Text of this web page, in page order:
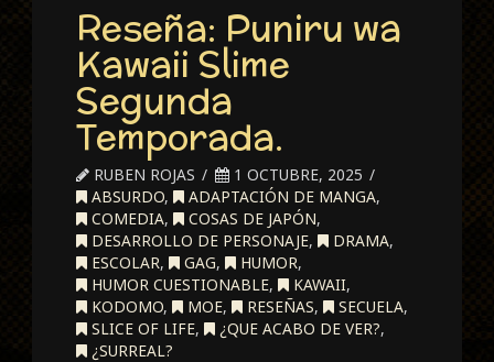
Reseña: Puniru wa
Kawaii Slime
Segunda
Temporada.
RUBEN ROJAS
1 OCTUBRE, 2025
ABSURDO, ADAPTACIÓN DE MANGA,
COMEDIA, COSAS DE JAPÓN,
DESARROLLO DE PERSONAJE, DRAMA,
ESCOLAR, GAG, HUMOR,
HUMOR CUESTIONABLE, KAWAII,
KODOMO, MOE, RESEÑAS, SECUELA,
SLICE OF LIFE, ¿QUE ACABO DE VER?,
¿SURREAL?